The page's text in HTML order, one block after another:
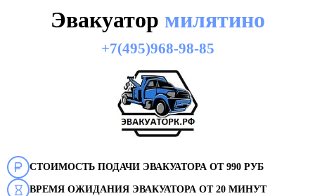
Эвакуатор милятино
+7(495)968-98-85
СТОИМОСТЬ ПОДАЧИ ЭВАКУАТОРА ОТ 990 РУБ
ВРЕМЯ ОЖИДАНИЯ ЭВАКУАТОРА ОТ 20 МИНУТ